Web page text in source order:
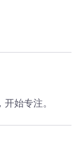
始专注。